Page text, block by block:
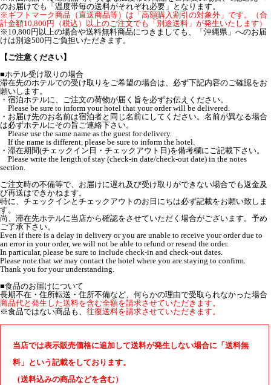
のお届けでも「温度帯毎の送料がそれぞれ必要」となります。
※ギフトマーク商品（直送商品等）は「高額購入割引の対象外」です。（合
計金額10,800円（税込）以上のご注文でも「別途送料」が発生いたします）
※10,800円以上の場合や送料無料商品につきましても、「沖縄県」へのお届
けは別途500円ご負担いただきます。
【ご注意ください】
■ホテル受け取りの場合
滞在先のホテルでの受け取りをご希望の場合は、必ず下記内容のご確認をお
願いします。
・宿泊ホテルに、ご注文の荷物が届く旨を必ずお伝えください。
Please be sure to inform your hotel that your order will be delivered.
・お届け先のお名前は宿泊者と同じ名前にしてください。名前が異なる場合
は必ずホテルにその旨ご連絡下さい。
Please use the same name as the guest for delivery.
If the name is different, please be sure to inform the hotel.
・滞在期間(チェックイン日・チェックアウト日)を備考欄にご記載下さい。
Please write the length of stay (check-in date/check-out date) in the notes
section.
ご注文時の不備等で、お届けに遅れ及び受け取りができない場合でも返金及
び再送はできかねます。
特に、チェックインとチェックアウトのお日にちは必ず記載をお願い致しま
す。
尚、滞在先ホテルに当店から確認をさせていただく場合がございます。予め
ご了承下さい。
Even if there is a delay in delivery or you are unable to receive your order due to
an error in your order, we will not be able to refund or resend the order.
In particular, please be sure to include check-in and check-out dates.
Please note that we may contact the hotel where you are staying to confirm.
Thank you for your understanding.
■食品のお届けについて
長期不在・住所転送・住所不備など、何らかの理由で受取られなかった場合
商品代と発生した送料を含む全額を請求させていただきます。
※食品ではない商品も、 往復送料を請求させていただきます。
当店では表示販売価格に追加して送料が発生しない場合に「送料無
料」という記載をしております。
（送料込みの商品などを含む）